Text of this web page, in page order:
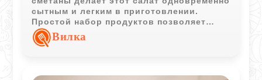
сытным и легким в приготовлении.
Простой набор продуктов позволяет
быстро приготовить оригинальную
закуску для повседневного стола.
Вилка